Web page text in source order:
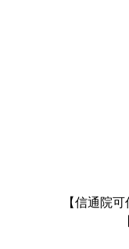
【信通院